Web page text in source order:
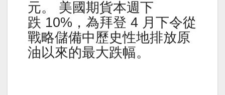
元。 美國期貨本週下
跌 10%，為拜登 4 月下令從
戰略儲備中歷史性地排放原
油以來的最大跌幅。